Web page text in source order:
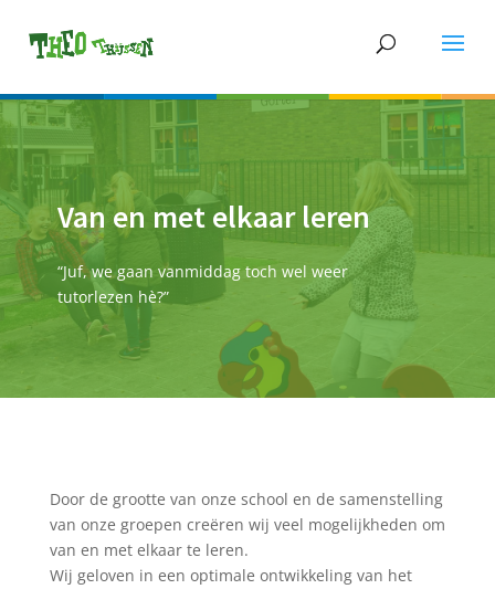
Van en met elkaar leren
“Juf, we gaan vanmiddag toch wel weer
tutorlezen hè?”
Door de grootte van onze school en de samenstelling
van onze groepen creëren wij veel mogelijkheden om
van en met elkaar te leren.
Wij geloven in een optimale ontwikkeling van het